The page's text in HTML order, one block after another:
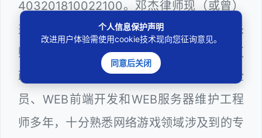
403201810022100。邓杰律师现（或曾）
兼任深圳市人民政府听证员、深圳市政府采
购评审专家（法律类），曾担任深圳市某区
政府系统公职律师、计算机信息网络安全
员、WEB前端开发和WEB服务器维护工程
师多年，十分熟悉网络游戏领域涉及到的专
个人信息保护声明
改进用户体验需使用cookie技术现向您征询意见。
同意后关闭